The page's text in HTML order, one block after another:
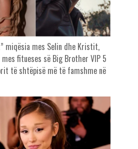
miqësia mes Selin dhe Kristit,
fitueses së Big Brother VIP 5
të shtëpisë më të famshme në